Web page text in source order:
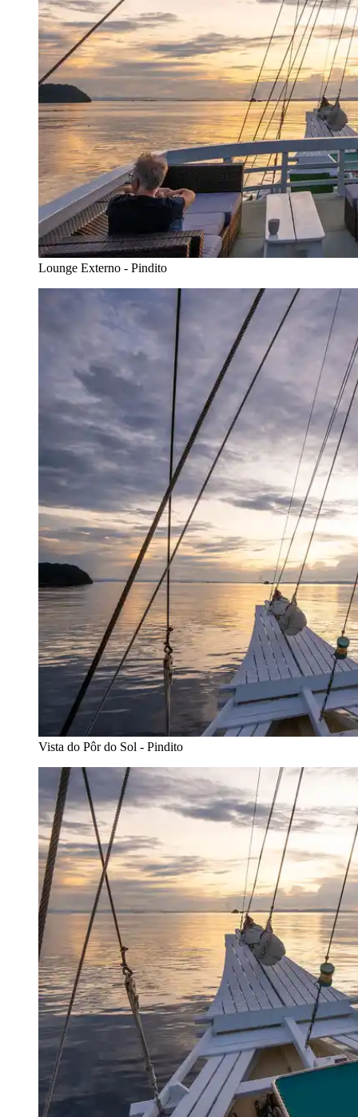
Lounge Externo - Pindito
Vista do Pôr do Sol - Pindito